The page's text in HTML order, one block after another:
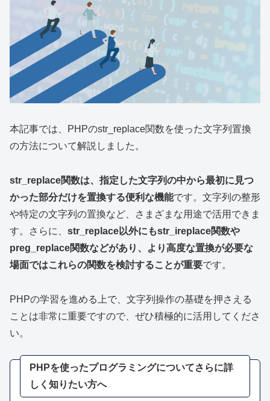
本記事では、PHPのstr_replace関数を使った文字列置換
の方法について解説しました。
str_replace関数は、指定した文字列の中から最初に見つ
かった部分だけを置換する便利な機能です。文字列の整形
や特定の文字列の置換など、さまざまな用途で活用できま
す。さらに、 str_replace以外にもstr_ireplace関数や
preg_replace関数などがあり、より高度な置換が必要な
場面ではこれらの関数を検討することが重要です。
PHPの学習を進める上で、文字列操作の基礎を押さえる
ことは非常に重要ですので、ぜひ積極的に活用してくださ
い。
PHPを使ったプログラミングについてさらに詳
しく知りたい方へ